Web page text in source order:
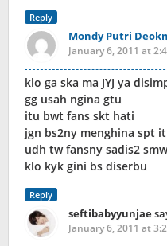
Reply
Mondy Putri
January 6, 2011 at
klo ga ska ma JYJ ya
gg usah ngina gtu
itu bwt fans skt hati
jgn bs2ny menghina spt
udh tw fansny sadis2 smw
klo kyk gini bs diserbu
Reply
seftibabyyunjae
January 6, 2011 at